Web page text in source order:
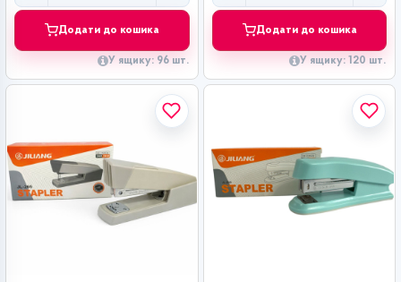
Додати до кошика
У ящику: 96 шт.
Додати до кошика
У ящику: 120 шт.